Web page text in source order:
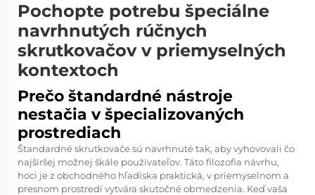
Pochopte potrebu špeciálne
navrhnutých rúčnych
skrutkovačov v priemyselných
kontextoch
Prečo štandardné nástroje
nestačia v špecializovaných
prostrediach
Štandardné skrutkovače sú navrhnuté tak, aby vyhovovali čo
najširšej možnej škále používateľov. Táto filozofia návrhu,
hoci je z obchodného hľadiska praktická, v priemyselnom a
presnom prostredí vytvára skutočné obmedzenia. Keď vaša